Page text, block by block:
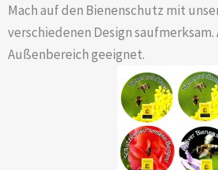
Mach auf den Bienenschutz mit
verschiedenen Design
Außenbereich geeignet.